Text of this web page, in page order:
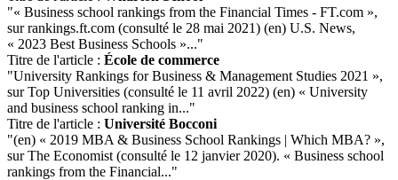
"« Business school rankings from the Financial Times - FT.com »,
sur rankings.ft.com (consulté le 28 mai 2021) (en) U.S. News,
« 2023 Best Business Schools »..."
Titre de l'article : École de commerce
"University Rankings for Business & Management Studies 2021 »,
sur Top Universities (consulté le 11 avril 2022) (en) « University
and business school ranking in..."
Titre de l'article : Université Bocconi
"(en) « 2019 MBA & Business School Rankings | Which MBA? »,
sur The Economist (consulté le 12 janvier 2020). « Business school
rankings from the Financial..."